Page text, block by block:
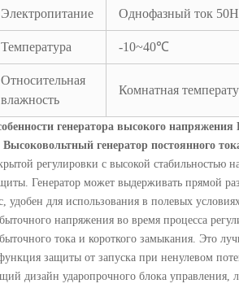
Электропитание Однофазный ток
Температура -10~40℃
Относительная
влажность
Комнатная
генератора высокого напряжения
Высоковольтный генератор постоянного
регулировки с высокой
Генератор может выдерживать прямой
удобен для использования в полевых
напряжения во время процесса
тока и короткого замыкания. Это
защиты от запуска при ненулевом
дизайн ударопрочного блока управления,